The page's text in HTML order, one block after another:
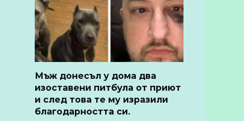
Мъж донесъл у дома два
изоставени питбула от приют
и след това те му изразили
благодарността си.